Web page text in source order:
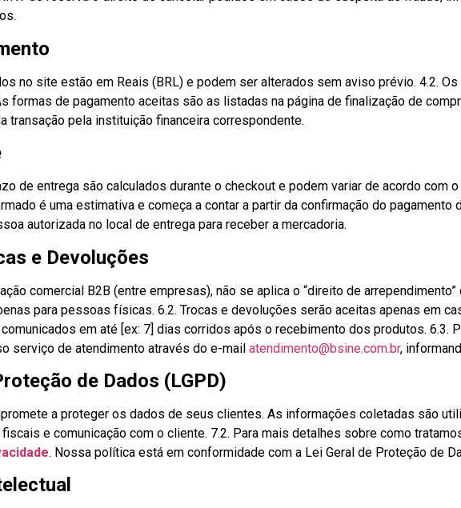
no site estão em Reais (BRL) e podem ser alterados sem aviso prévio. 4.2.
formas de pagamento aceitas são as listadas na página de finalização de
transação pela instituição financeira correspondente.
de entrega são calculados durante o checkout e podem variar de acordo com
é uma estimativa e começa a contar a partir da confirmação do
autorizada no local de entrega para receber a mercadoria.
e Devoluções
comercial B2B (entre empresas), não se aplica o “direito de
para pessoas físicas. 6.2. Trocas e devoluções serão aceitas apenas em
em até [ex: 7] dias corridos após o recebimento dos produtos. 6.3.
serviço de atendimento através do e-mail atendimento@bsine.com.br,
de Dados (LGPD)
a proteger os dados de seus clientes. As informações coletadas são
e comunicação com o cliente. 7.2. Para mais detalhes sobre como
. Nossa política está em conformidade com a Lei Geral de Proteção de